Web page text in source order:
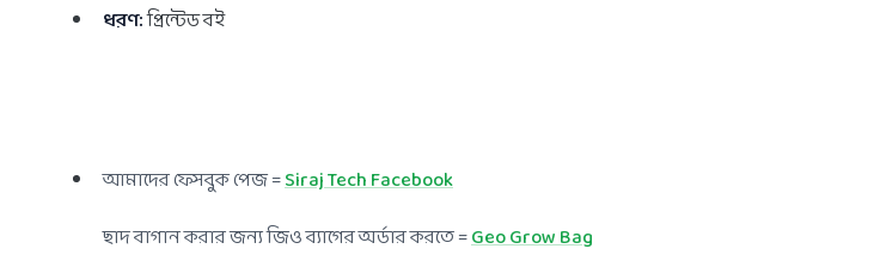
ধরণ:প্রিন্টেড বই
আমাদের ফেসবুক পেজ =Siraj Tech Facebook
ছাদ বাগান করার জন্য জিও ব্যাগের অর্ডার করতে =Geo Grow Bag